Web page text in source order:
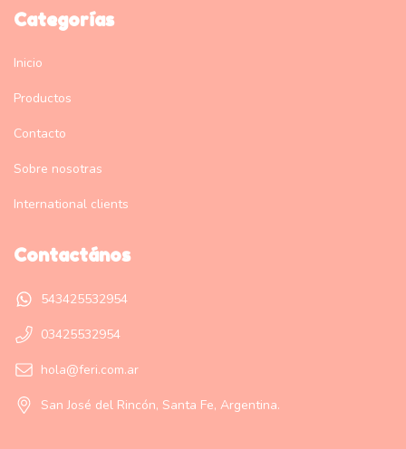
Categorías
Inicio
Productos
Contacto
Sobre nosotras
International clients
Contactános
543425532954
03425532954
hola@feri.com.ar
San José del Rincón, Santa Fe, Argentina.